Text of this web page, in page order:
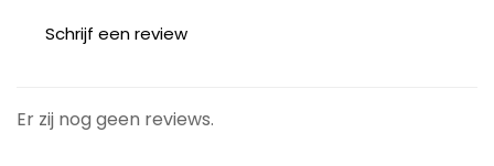
Schrijf een review
Er zij nog geen reviews.